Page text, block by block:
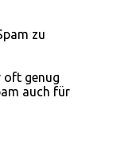
zu
oft genug
auch für